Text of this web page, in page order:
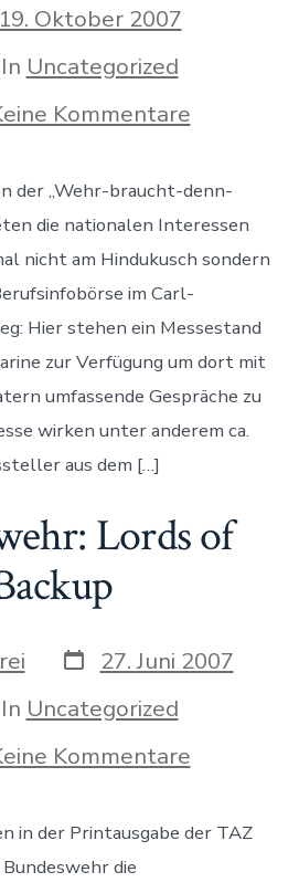
19. Oktober 2007
In Uncategorized
Kommentarezu
Für
militanten
Pazifismus
der „Wehr-braucht-denn-
die nationalen Interessen
nicht am Hindukusch sondern
im Carl-
Hier stehen ein Messestand
zur Verfügung um dort mit
umfassende Gespräche zu
wirken unter anderem ca.
aus dem […]
Lords of
Datum
des
Beitrags
27. Juni 2007
In Uncategorized
Kommentarezu
of
Backup
in der Printausgabe der TAZ
die